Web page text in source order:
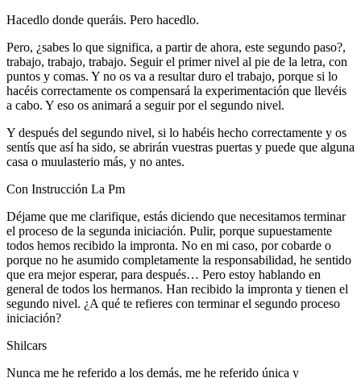
Hacedlo donde queráis. Pero hacedlo.
Pero, ¿sabes lo que significa, a partir de ahora, este segundo paso?,
trabajo, trabajo, trabajo. Seguir el primer nivel al pie de la letra, con
puntos y comas. Y no os va a resultar duro el trabajo, porque si lo
hacéis correctamente os compensará la experimentación que llevéis
a cabo. Y eso os animará a seguir por el segundo nivel.
Y después del segundo nivel, si lo habéis hecho correctamente y os
sentís que así ha sido, se abrirán vuestras puertas y puede que alguna
casa o muulasterio más, y no antes.
Con Instrucción La Pm
Déjame que me clarifique, estás diciendo que necesitamos terminar
el proceso de la segunda iniciación. Pulir, porque supuestamente
todos hemos recibido la impronta. No en mi caso, por cobarde o
porque no he asumido completamente la responsabilidad, he sentido
que era mejor esperar, para después… Pero estoy hablando en
general de todos los hermanos. Han recibido la impronta y tienen el
segundo nivel. ¿A qué te refieres con terminar el segundo proceso
iniciación?
Shilcars
Nunca me he referido a los demás, me he referido única y